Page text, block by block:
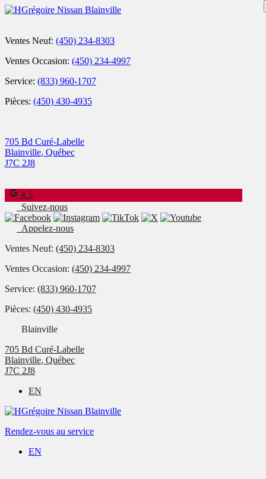
Ventes Neuf: (450) 234-8303
Ventes Occasion: (450) 234-4997
Service: (833) 960-1707
Pièces: (450) 430-4935
705 Bd Curé-Labelle
Blainville, Québec
J7C 2J8
4.5
Suivez-nous
Appelez-nous
Ventes Neuf: (450) 234-8303
Ventes Occasion: (450) 234-4997
Service: (833) 960-1707
Pièces: (450) 430-4935
Blainville
705 Bd Curé-Labelle
Blainville, Québec
J7C 2J8
EN
Rendez-vous au service
EN